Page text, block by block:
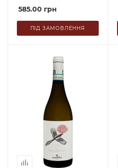
585.00 грн
ПІД ЗАМОВЛЕННЯ